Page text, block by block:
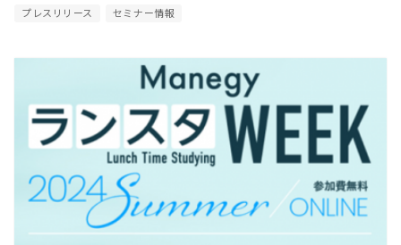
プレスリリース セミナー情報